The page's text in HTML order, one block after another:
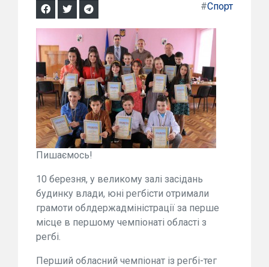
#Спорт
Пишаємось!
10 березня, у великому залі засідань
будинку влади, юні регбісти отримали
грамоти облдержадміністрації за перше
місце в першому чемпіонаті області з
регбі.
Перший обласний чемпіонат із регбі-тег